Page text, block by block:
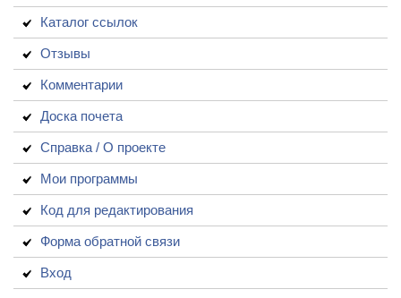
Каталог ссылок
Отзывы
Комментарии
Доска почета
Справка / О проекте
Мои программы
Код для редактирования
Форма обратной связи
Вход